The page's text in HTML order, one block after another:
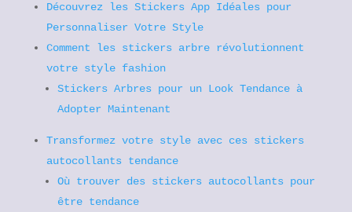
Découvrez les Stickers App Idéales pour
Personnaliser Votre Style
Comment les stickers arbre révolutionnent
votre style fashion
Stickers Arbres pour un Look Tendance à
Adopter Maintenant
Transformez votre style avec ces stickers
autocollants tendance
Où trouver des stickers autocollants pour
être tendance